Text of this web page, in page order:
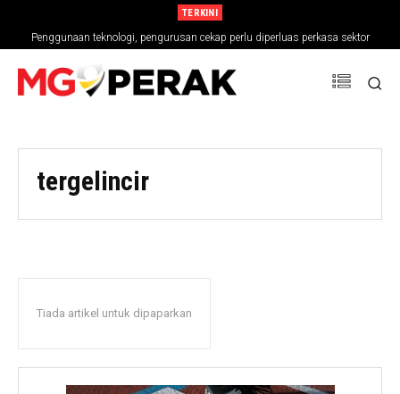
TERKINI
Penggunaan teknologi, pengurusan cekap perlu diperluas perkasa sektor
pertanian
tergelincir
Tiada artikel untuk dipaparkan